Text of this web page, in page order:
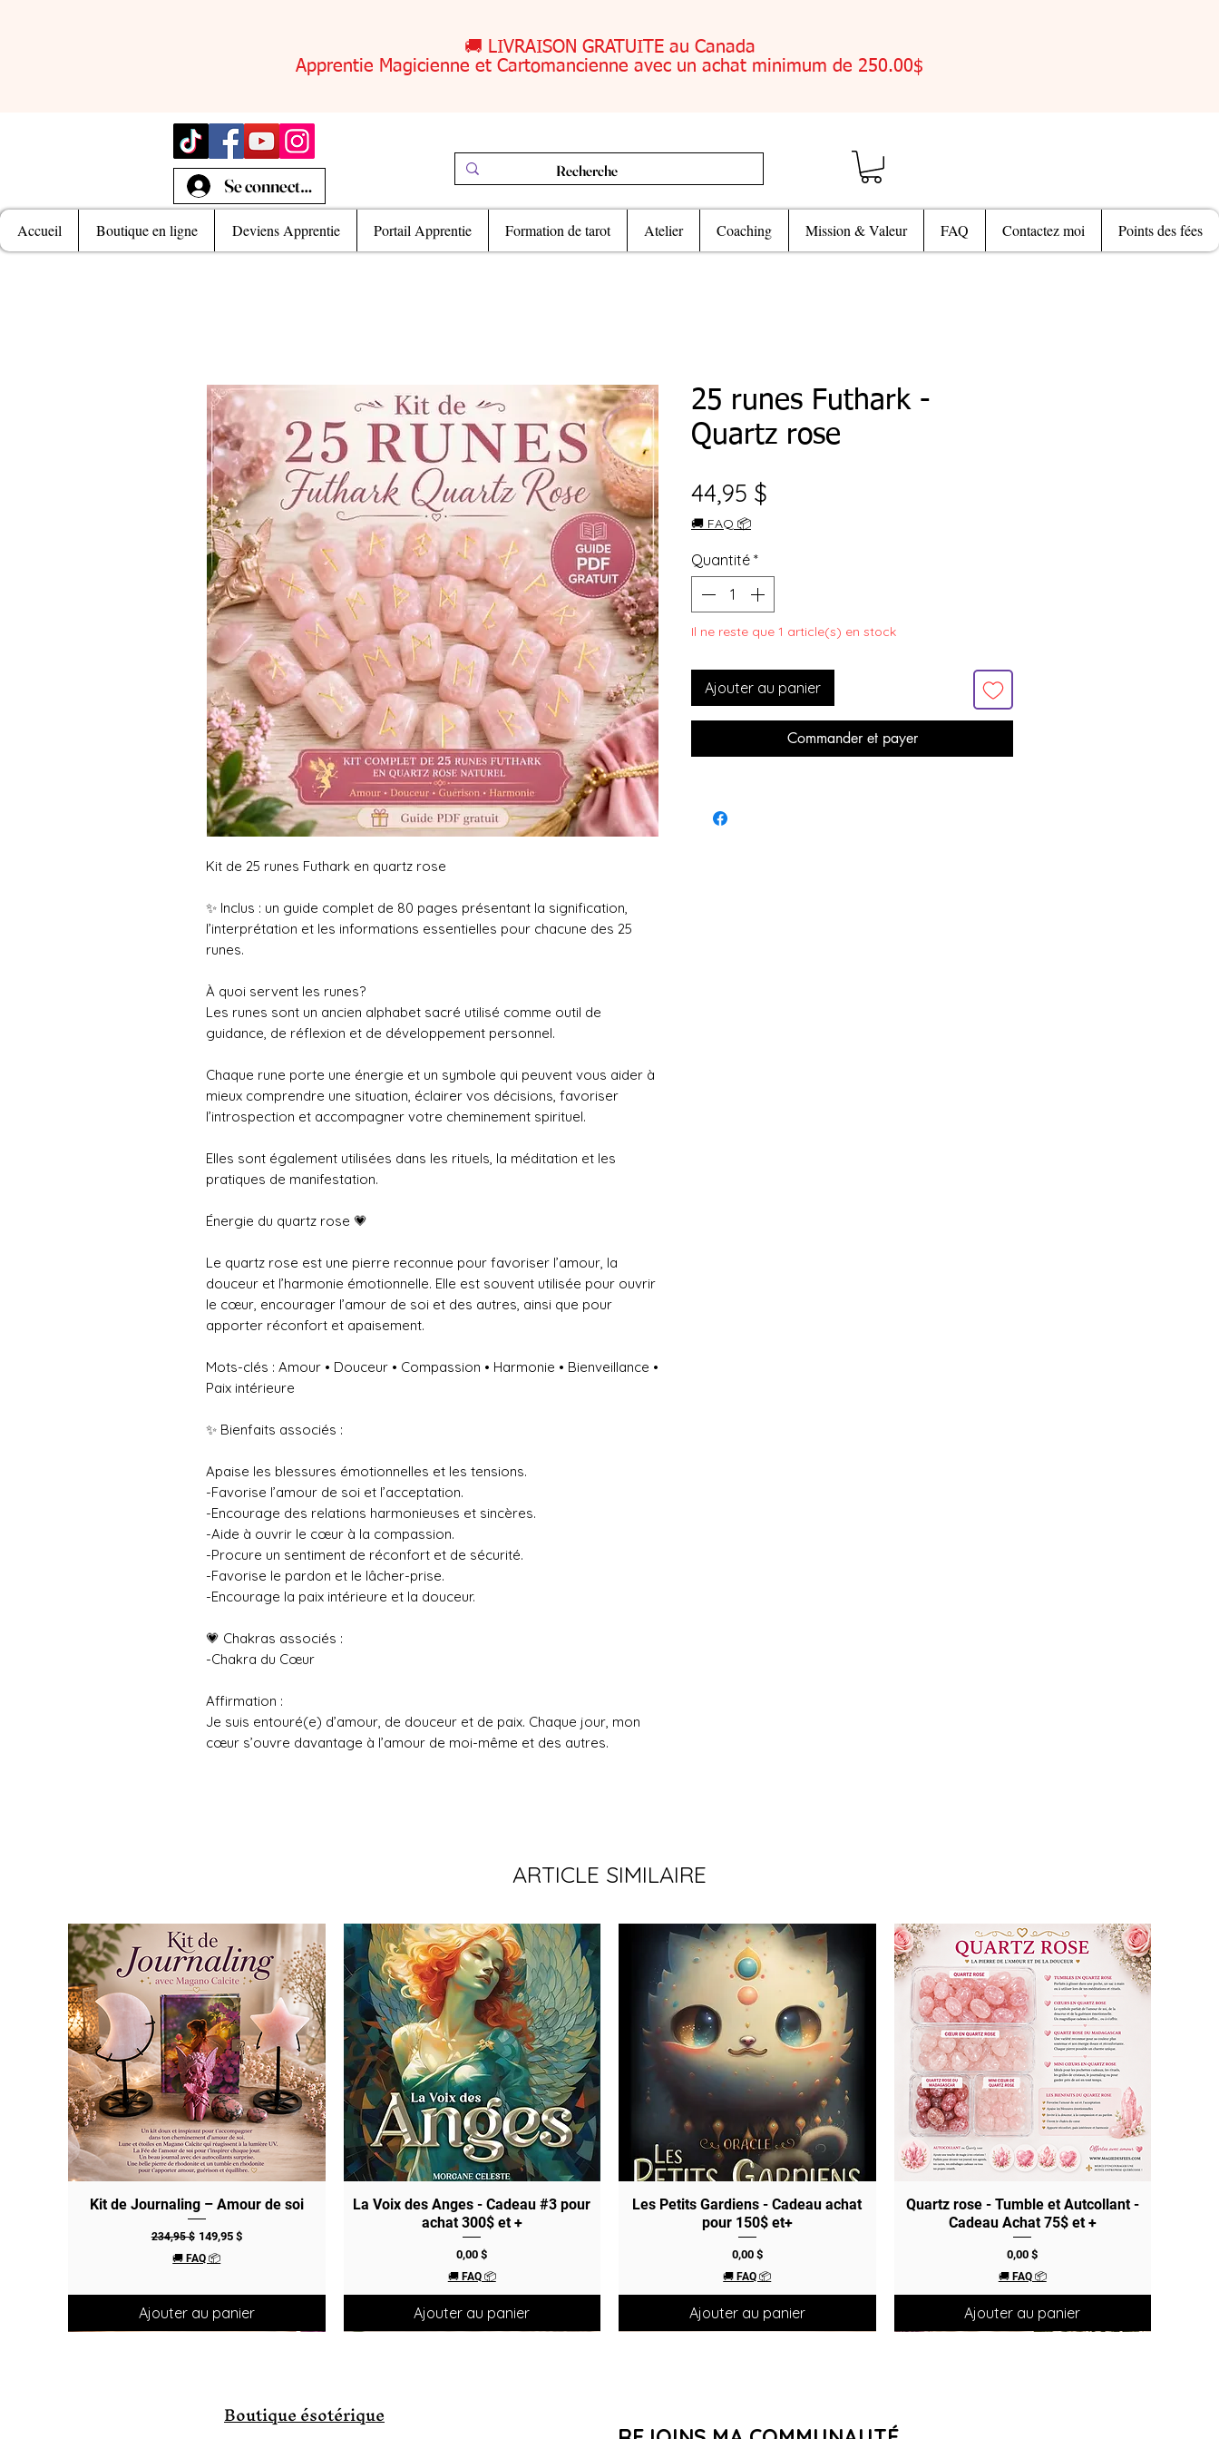
🚚 LIVRAISON GRATUITE au Canada
Apprentie Magicienne et Cartomancienne avec un achat minimum de 250.00$
Se connecter
Accueil Boutique en ligne Deviens Apprentie Portail Apprentie Formation de tarot Atelier Coaching Mission & Valeur FAQ Contactez moi Points des fées
Kit de 25 runes Futhark en quartz rose
✨ Inclus : un guide complet de 80 pages présentant la signification,
l’interprétation et les informations essentielles pour chacune des 25
runes.
À quoi servent les runes?
Les runes sont un ancien alphabet sacré utilisé comme outil de
guidance, de réflexion et de développement personnel.
Chaque rune porte une énergie et un symbole qui peuvent vous aider à
mieux comprendre une situation, éclairer vos décisions, favoriser
l’introspection et accompagner votre cheminement spirituel.
Elles sont également utilisées dans les rituels, la méditation et les
pratiques de manifestation.
Énergie du quartz rose 💗
Le quartz rose est une pierre reconnue pour favoriser l’amour, la
douceur et l’harmonie émotionnelle. Elle est souvent utilisée pour ouvrir
le cœur, encourager l’amour de soi et des autres, ainsi que pour
apporter réconfort et apaisement.
Mots-clés : Amour • Douceur • Compassion • Harmonie • Bienveillance •
Paix intérieure
✨ Bienfaits associés :
Apaise les blessures émotionnelles et les tensions.
-Favorise l’amour de soi et l’acceptation.
-Encourage des relations harmonieuses et sincères.
-Aide à ouvrir le cœur à la compassion.
-Procure un sentiment de réconfort et de sécurité.
-Favorise le pardon et le lâcher-prise.
-Encourage la paix intérieure et la douceur.
💗 Chakras associés :
-Chakra du Cœur
Affirmation :
Je suis entouré(e) d’amour, de douceur et de paix. Chaque jour, mon
cœur s’ouvre davantage à l’amour de moi-même et des autres.
25 runes Futhark -
Quartz rose
44,95 $
🚚 FAQ 📦
Quantité *
Il ne reste que 1 article(s) en stock
Ajouter au panier
Commander et payer
ARTICLE SIMILAIRE
Aperçu rapide
Kit de Journaling – Amour de soi
Prix original
234,95 $ Prix promotionnel
149,95 $
🚚 FAQ 📦
Ajouter au panier
Aperçu rapide
La Voix des Anges - Cadeau #3 pour
achat 300$ et +
Prix
0,00 $
🚚 FAQ 📦
Ajouter au panier
Aperçu rapide
Les Petits Gardiens - Cadeau achat
pour 150$ et+
Prix
0,00 $
🚚 FAQ 📦
Ajouter au panier
Aperçu rapide
Quartz rose - Tumble et Autcollant -
Cadeau Achat 75$ et +
Prix
0,00 $
🚚 FAQ 📦
Ajouter au panier
Boutique ésotérique